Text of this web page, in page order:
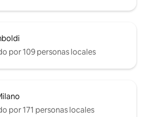
por 109 personas locales
por 171 personas locales